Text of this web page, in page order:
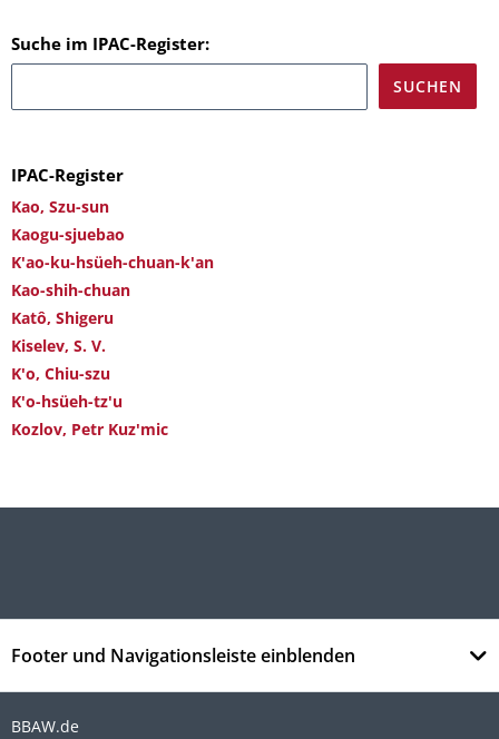
Suche im IPAC-Register:
IPAC-Register
Kao, Szu-sun
Kaogu-sjuebao
K'ao-ku-hsüeh-chuan-k'an
Kao-shih-chuan
Katô, Shigeru
Kiselev, S. V.
K'o, Chiu-szu
K'o-hsüeh-tz'u
Kozlov, Petr Kuz'mic
Footer und Navigationsleiste einblenden
BBAW.de